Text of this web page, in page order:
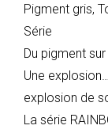
Pigment gris,
Série
Du pigment
Une
explosion de
La série